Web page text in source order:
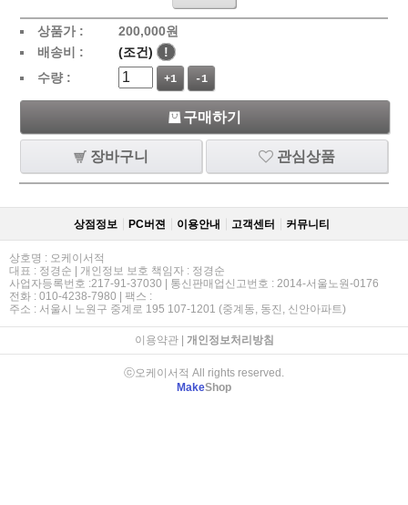
상품가 : 200,000원
배송비 :
(조건)
!
수량 :
+1 -1
구매하기
장바구니 관심상품
상점정보 PC버젼 이용안내 고객센터 커뮤니티
상호명 : 오케이서적
대표 : 정경순 | 개인정보 보호 책임자 : 정경순
사업자등록번호 :217-91-37030 | 통신판매업신고번호 : 2014-서울노원-0176
전화 : 010-4238-7980 | 팩스 :
주소 : 서울시 노원구 중계로 195 107-1201 (중계동, 동진, 신안아파트)
이용약관| 개인정보처리방침
ⓒ오케이서적 All rights reserved.
MakeShop